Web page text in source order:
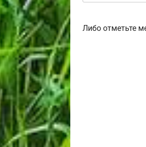
Либо отметьте